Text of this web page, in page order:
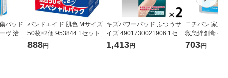
パッド
ヴ 治す
イズ 37
バンドエイド 肌色 Mサイズ
50枚×2個 953844 1セット
888円
キズパワーパッド ふつうサ
イズ 4901730021906 1セッ
ト(2箱)
1,413円
ニチバン 家庭
救急絆創膏 ケ
力 防水タイプ
703円